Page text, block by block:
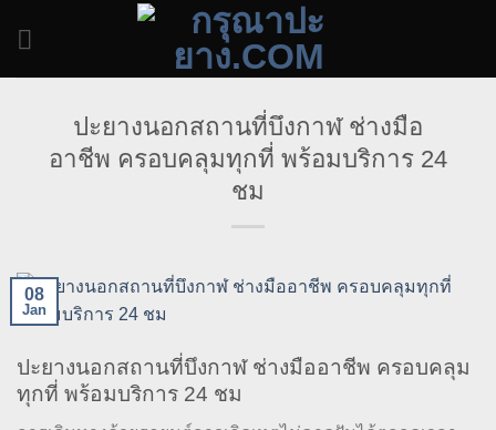
ปะยางนอกสถานที่บึงกาฬ ช่างมือ
อาชีพ ครอบคลุมทุกที่ พร้อมบริการ 24
ชม
08
Jan
ปะยางนอกสถานที่บึงกาฬ ช่างมืออาชีพ ครอบคลุม
ทุกที่ พร้อมบริการ 24 ชม